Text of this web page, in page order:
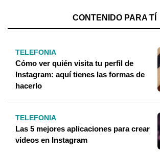
CONTENIDO PARA TÍ
TELEFONIA
Cómo ver quién visita tu perfil de
Instagram: aquí tienes las formas de
hacerlo
TELEFONIA
Las 5 mejores aplicaciones para crear
videos en Instagram